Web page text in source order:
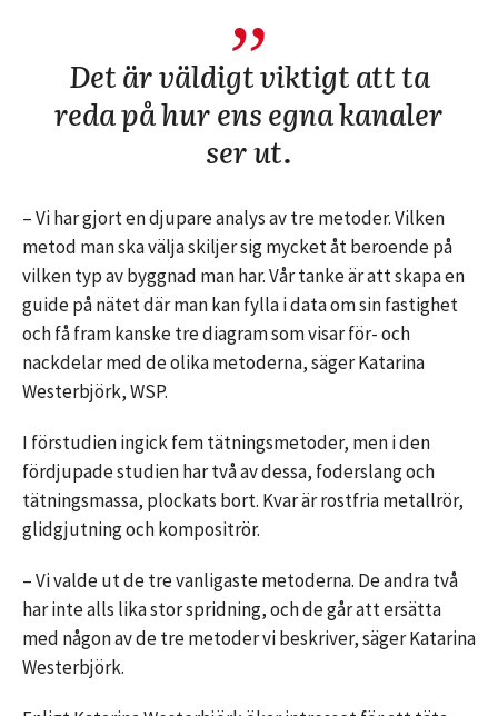
Det är väldigt viktigt att ta
reda på hur ens egna kanaler
ser ut.
– Vi har gjort en djupare analys av tre metoder. Vilken
metod man ska välja skiljer sig mycket åt beroende på
vilken typ av byggnad man har. Vår tanke är att skapa en
guide på nätet där man kan fylla i data om sin fastighet
och få fram kanske tre diagram som visar för- och
nackdelar med de olika metoderna, säger Katarina
Westerbjörk, WSP.
I förstudien ingick fem tätningsmetoder, men i den
fördjupade studien har två av dessa, foderslang och
tätningsmassa, plockats bort. Kvar är rostfria metallrör,
glidgjutning och kompositrör.
– Vi valde ut de tre vanligaste metoderna. De andra två
har inte alls lika stor spridning, och de går att ersätta
med någon av de tre metoder vi beskriver, säger Katarina
Westerbjörk.